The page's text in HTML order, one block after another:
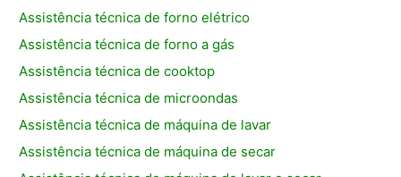
Assistência técnica de forno elétrico
Assistência técnica de forno a gás
Assistência técnica de cooktop
Assistência técnica de microondas
Assistência técnica de máquina de lavar
Assistência técnica de máquina de secar